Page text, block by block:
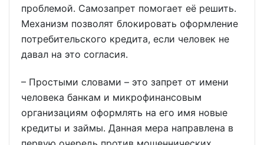
проблемой. Самозапрет помогает её решить.
Механизм позволят блокировать оформление
потребительского кредита, если человек не
давал на это согласия.
– Простыми словами – это запрет от имени
человека банкам и микрофинансовым
организациям оформлять на его имя новые
кредиты и займы. Данная мера направлена в